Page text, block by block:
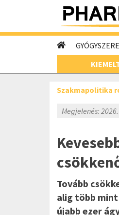
Szakmapolitika
Megjelenés:
Tovább
alig több
újabb ezer